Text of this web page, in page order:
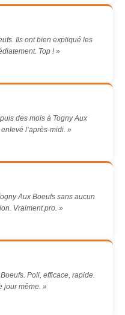
Ils ont bien expliqué les
Top ! »
des mois à Togny Aux
l’après-midi. »
Aux Boeufs sans aucun
Vraiment pro. »
Poli, efficace, rapide.
jour même. »